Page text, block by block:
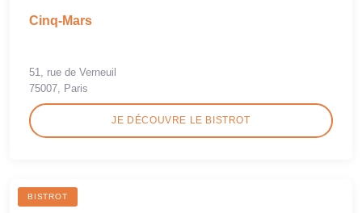
Cinq-Mars
51, rue de Verneuil
75007, Paris
JE DÉCOUVRE LE BISTROT
BISTROT